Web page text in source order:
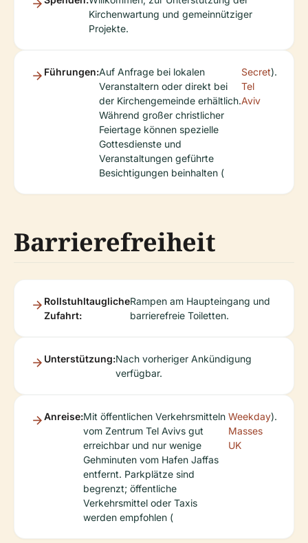
Kirchenwartung und gemeinnütziger
Projekte.
Führungen:Auf Anfrage bei lokalen
Veranstaltern oder direkt bei
der Kirchengemeinde erhältlich.
Während großer christlicher
Feiertage können spezielle
Gottesdienste und
Veranstaltungen geführte
Besichtigungen beinhalten (
Secret
Tel
Aviv
).
Barrierefreiheit
Rollstuhltaugliche
Zufahrt:
Rampen am Haupteingang und
barrierefreie Toiletten.
Unterstützung:Nach vorheriger Ankündigung
verfügbar.
Anreise:Mit öffentlichen Verkehrsmitteln
vom Zentrum Tel Avivs gut
erreichbar und nur wenige
Gehminuten vom Hafen Jaffas
entfernt. Parkplätze sind
begrenzt; öffentliche
Verkehrsmittel oder Taxis
werden empfohlen (
Weekday
Masses
UK
).